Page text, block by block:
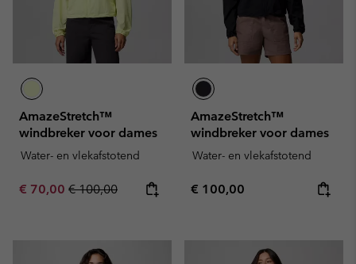
AmazeStretch™
windbreker voor dames
Water- en vlekafstotend
Sale price:
€ 70,00 Regular price:
€ 100,00
AmazeStretch™
windbreker voor dames
Water- en vlekafstotend
Regular price:
€ 100,00